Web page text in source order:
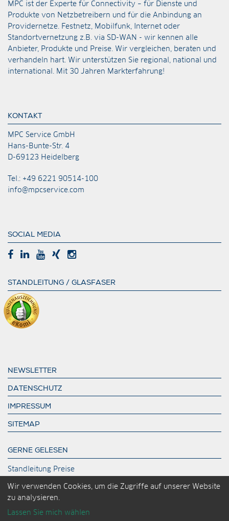
MPC ist der Experte für Connectivity – für Dienste und
Produkte von Netzbetreibern und für die Anbindung an
Providernetze. Festnetz, Mobilfunk, Internet oder
Standortvernetzung z.B. via SD-WAN - wir kennen alle
Anbieter, Produkte und Preise. Wir vergleichen, beraten und
verhandeln hart. Wir unterstützen Sie regional, national und
international. Mit 30 Jahren Markterfahrung!
KONTAKT
MPC Service GmbH
Hans-Bunte-Str. 4
D-69123 Heidelberg
Tel.: +49 6221 90514-100
info@mpcservice.com
SOCIAL MEDIA
STANDLEITUNG / GLASFASER
NEWSLETTER
DATENSCHUTZ
IMPRESSUM
SITEMAP
GERNE GELESEN
Standleitung Preise
DeutschlandLAN Connect IP
MPLS Kosten – zahlen Sie zu viel?
Glasfaser Berlin
Wir verwenden Cookies, um die Zugriffe auf unserer Website
zu analysieren.
Lassen Sie mich wählen